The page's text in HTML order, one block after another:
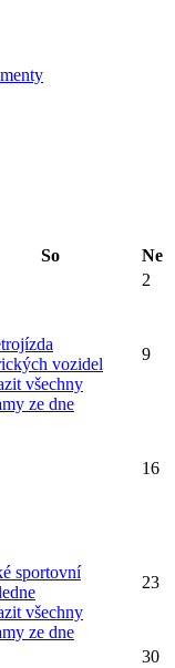
So
Ne
2
vozidel
všechny
ze dne
9
16
sportovní
všechny
ze dne
23
30